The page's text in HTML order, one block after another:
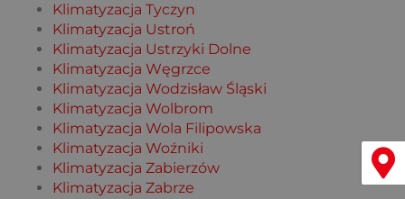
Klimatyzacja Tyczyn
Klimatyzacja Ustroń
Klimatyzacja Ustrzyki Dolne
Klimatyzacja Węgrzce
Klimatyzacja Wodzisław Śląski
Klimatyzacja Wolbrom
Klimatyzacja Wola Filipowska
Klimatyzacja Woźniki
Klimatyzacja Zabierzów
Klimatyzacja Zabrze
Menu